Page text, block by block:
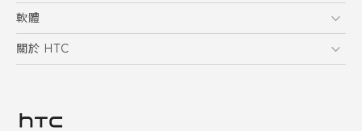
訂單管理
付款方式
到府收送維修服務
服務中心資訊
客戶服務佈告欄
軟體
應用程式
HTC Sync Manager
關於 HTC
投資人